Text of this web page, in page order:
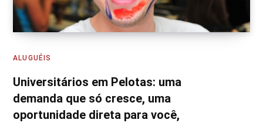
ALUGUÉIS
Universitários em Pelotas: uma
demanda que só cresce, uma
oportunidade direta para você,